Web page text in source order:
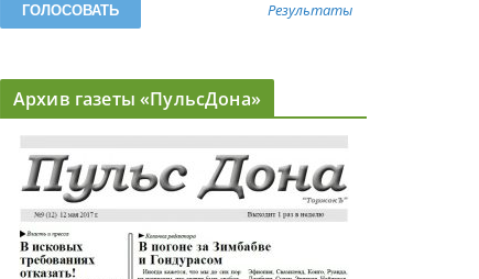
Результаты
Архив газеты «ПульсДона»